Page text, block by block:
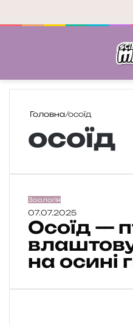
Головна/осоїд
осоїд
О
с
о
д
Зоологія
07.07.2025
Осоїд —
на осині